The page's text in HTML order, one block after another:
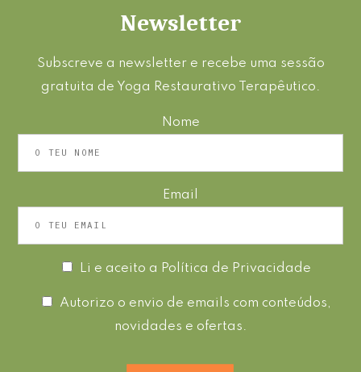
Newsletter
Subscreve a newsletter e recebe uma sessão
gratuita de Yoga Restaurativo Terapêutico.
Nome
Email
Li e aceito a Política de Privacidade
Autorizo o envio de emails com conteúdos,
novidades e ofertas.